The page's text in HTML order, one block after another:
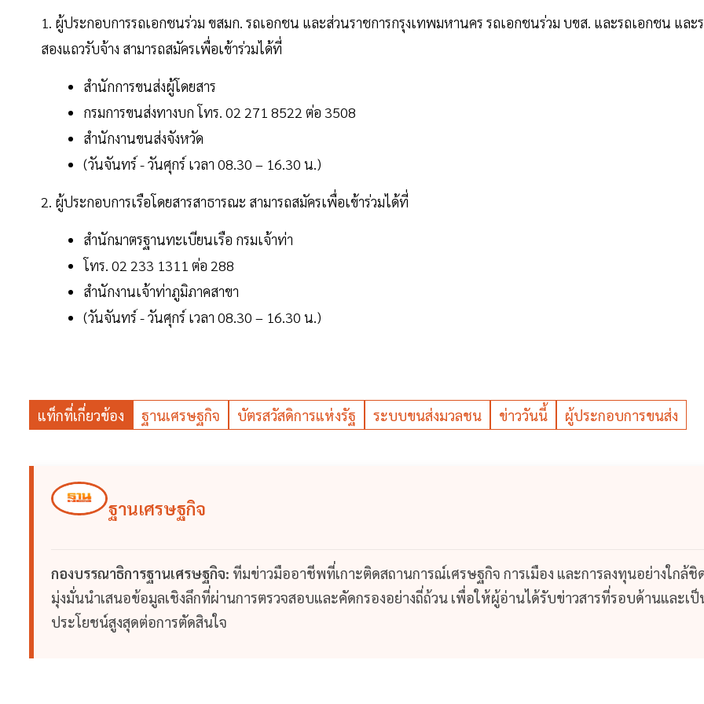
1. ผู้ประกอบการรถเอกชนร่วม ขสมก. รถเอกชน และส่วนราชการกรุงเทพมหานคร รถเอกชนร่วม บขส. และรถเอกชน และ
สองแถวรับจ้าง สามารถสมัครเพื่อเข้าร่วมได้ที่
สำนักการขนส่งผู้โดยสาร
กรมการขนส่งทางบก โทร. 02 271 8522 ต่อ 3508
สำนักงานขนส่งจังหวัด
(วันจันทร์ - วันศุกร์ เวลา 08.30 – 16.30 น.)
2. ผู้ประกอบการเรือโดยสารสาธารณะ สามารถสมัครเพื่อเข้าร่วมได้ที่
สำนักมาตรฐานทะเบียนเรือ กรมเจ้าท่า
โทร. 02 233 1311 ต่อ 288
สำนักงานเจ้าท่าภูมิภาคสาขา
(วันจันทร์ - วันศุกร์ เวลา 08.30 – 16.30 น.)
แท็กที่เกี่ยวข้อง ฐานเศรษฐกิจ บัตรสวัสดิการแห่งรัฐ ระบบขนส่งมวลชน ข่าววันนี้ ผู้ประกอบการขนส่ง
ฐานเศรษฐกิจ
กองบรรณาธิการฐานเศรษฐกิจ: ทีมข่าวมืออาชีพที่เกาะติดสถานการณ์เศรษฐกิจ การเมือง และการลงทุนอย่างใกล้ชิ
มุ่งมั่นนำเสนอข้อมูลเชิงลึกที่ผ่านการตรวจสอบและคัดกรองอย่างถี่ถ้วน เพื่อให้ผู้อ่านได้รับข่าวสารที่รอบด้านและเป็
ประโยชน์สูงสุดต่อการตัดสินใจ